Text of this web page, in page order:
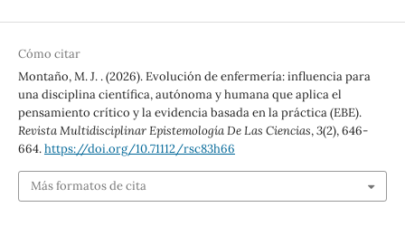
Cómo citar
Montaño, M. J. . (2026). Evolución de enfermería: influencia para
una disciplina científica, autónoma y humana que aplica el
pensamiento crítico y la evidencia basada en la práctica (EBE).
Revista Multidisciplinar Epistemología De Las Ciencias,3(2), 646-
664.https://doi.org/10.71112/rsc83h66
Más formatos de cita